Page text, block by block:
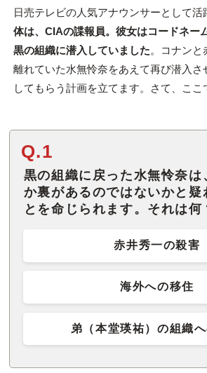
日売テレビの人気アナウンサーとして活
体は、CIAの諜報員。彼女はコードネー
黒の組織に潜入していました。コナンと
離れていた水無怜奈をあえて再び潜入さ
してもらう計画を立てます。さて、ここ
Q.1
黒の組織に戻った水無怜奈は
か裏があるのではないかと疑
とを命じられます。それは何
赤井秀一の殺害
海外への移住
弟（本堂瑛祐）の組織